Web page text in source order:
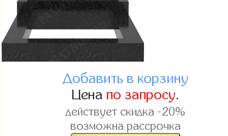
Добавить в корзину
Цена по запросу.
действует скидка -20%
возможна рассрочка